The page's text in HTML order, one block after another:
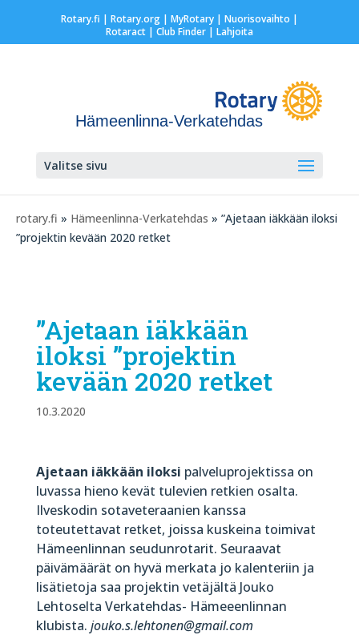
Rotary.fi | Rotary.org| MyRotary | Nuorisovaihto |
Rotaract| Club Finder| Lahjoita
Hämeenlinna-Verkatehdas
Valitse sivu
rotary.fi » Hämeenlinna-Verkatehdas » ”Ajetaan iäkkään iloksi
”projektin kevään 2020 retket
”Ajetaan iäkkään
iloksi ”projektin
kevään 2020 retket
10.3.2020
Ajetaan iäkkään iloksi palveluprojektissa on
luvassa hieno kevät tulevien retkien osalta.
Ilveskodin sotaveteraanien kanssa
toteutettavat retket, joissa kuskeina toimivat
Hämeenlinnan seudunrotarit. Seuraavat
päivämäärät on hyvä merkata jo kalenteriin ja
lisätietoja saa projektin vetäjältä Jouko
Lehtoselta Verkatehdas- Hämeeenlinnan
klubista. jouko.s.lehtonen@gmail.com